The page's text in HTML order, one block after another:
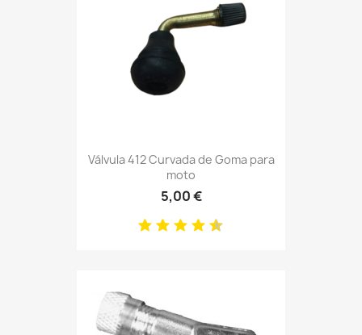
Válvula 412 Curvada de Goma para
moto
5,00 €